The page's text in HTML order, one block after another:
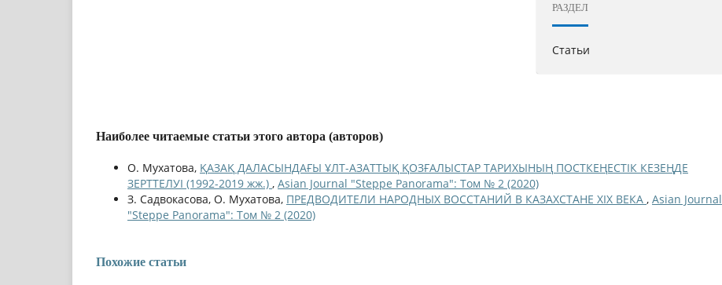
РАЗДЕЛ
Статьи
Наиболее читаемые статьи этого автора (авторов)
О. Мухатова, ҚАЗАҚ ДАЛАСЫНДАҒЫ ҰЛТ-АЗАТТЫҚ ҚОЗҒАЛЫСТАР ТАРИХЫНЫҢ ПОСТКЕҢЕСТІК КЕЗЕҢДЕ
ЗЕРТТЕЛУІ (1992-2019 жж.) , Asian Journal "Steppe Panorama": Том № 2 (2020)
З. Садвокасова, О. Мухатова, ПРЕДВОДИТЕЛИ НАРОДНЫХ ВОССТАНИЙ В КАЗАХСТАНЕ XIX ВЕКА , Asian Journal
"Steppe Panorama": Том № 2 (2020)
Похожие статьи